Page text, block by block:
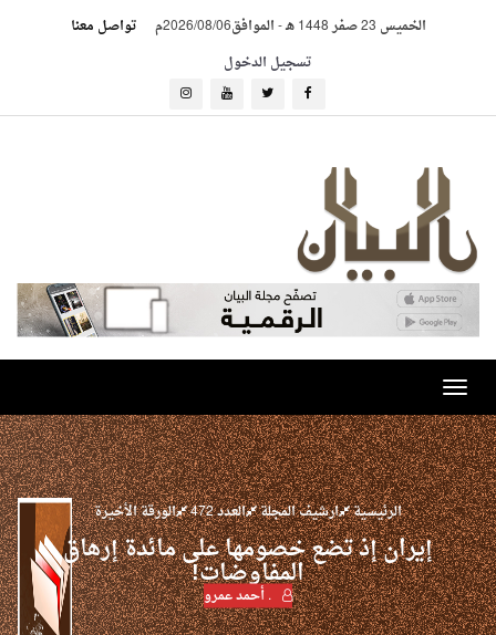
الخميس 23 صفر 1448 هـ -الموافق2026/08/06م
تواصل معنا
تسجيل الدخول
Toggle
navigation
الرئيسية ارشيف المجلة العدد 472 الورقة الأخيرة
إيران إذ تضع خصومها على مائدة إرهاق
المفاوضات!
. أحمد عمرو